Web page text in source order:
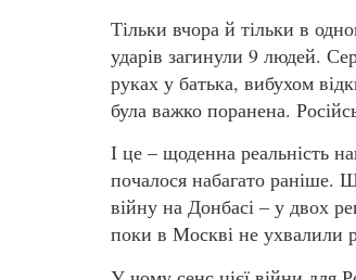
Тільки вчора й тільки в
ударів загинули 9 людей.
руках у батька, вибухом
була важко поранена.
І це – щоденна реальність
почалося набагато раніше.
війну на Донбасі – у двох
поки в Москві не ухвалили